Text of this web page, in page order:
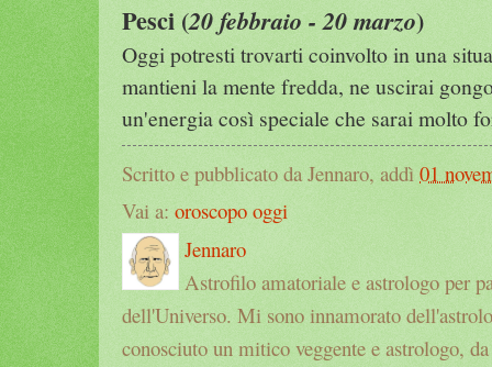
Pesci (20 febbraio - 20 marzo)
Oggi potresti trovarti coinvolto in una
mantieni la mente fredda, ne uscirai
un'energia così speciale che sarai molto
Scritto e pubblicato da Jennaro, addì 01
Vai a: oroscopo oggi
Jennaro
Astrofilo amatoriale e astrologo per
dell'Universo. Mi sono innamorato
conosciuto un mitico veggente e astrologo,